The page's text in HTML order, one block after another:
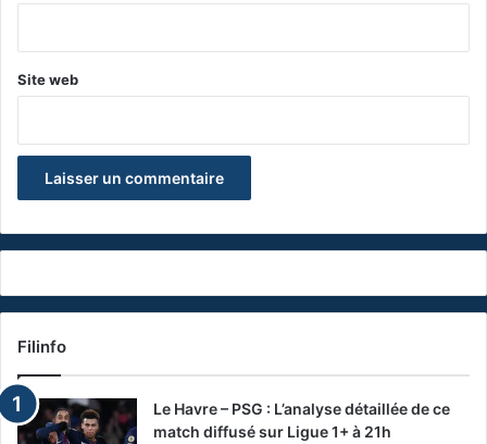
Site web
Filinfo
Le Havre – PSG : L’analyse détaillée de ce
match diffusé sur Ligue 1+ à 21h